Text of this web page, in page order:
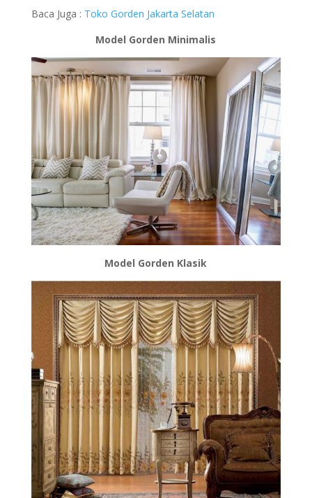
Baca Juga : Toko Gorden Jakarta Selatan
Model Gorden Minimalis
Model Gorden Klasik